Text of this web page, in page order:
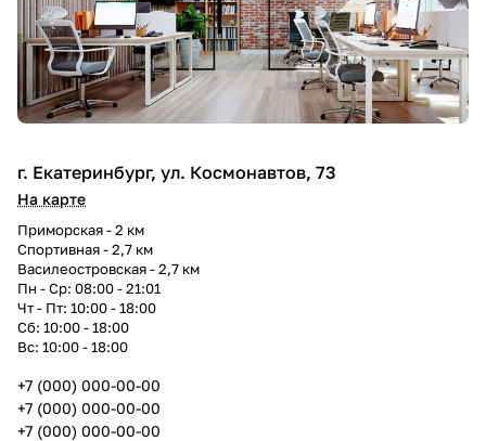
г. Екатеринбург, ул. Космонавтов, 73
На карте
Приморская - 2 км
Спортивная - 2,7 км
Василеостровская - 2,7 км
Пн - Ср: 08:00 - 21:01
Чт - Пт: 10:00 - 18:00
Сб: 10:00 - 18:00
Вс: 10:00 - 18:00
+7 (000) 000-00-00
+7 (000) 000-00-00
+7 (000) 000-00-00